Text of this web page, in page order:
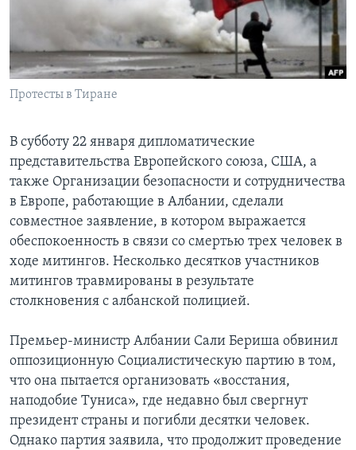
Learning English
СОЦИАЛЬНЫЕ СЕТИ
Языки
Протесты в Тиране
В субботу 22 января дипломатические
представительства Европейского союза, США, а
также Организации безопасности и сотрудничества
в Европе, работающие в Албании, сделали
совместное заявление, в котором выражается
обеспокоенность в связи со смертью трех человек в
ходе митингов. Несколько десятков участников
митингов травмированы в результате
столкновения с албанской полицией.
Премьер-министр Албании Сали Бериша обвинил
оппозиционную Социалистическую партию в том,
что она пытается организовать «восстания,
наподобие Туниса», где недавно был свергнут
президент страны и погибли десятки человек.
Однако партия заявила, что продолжит проведение